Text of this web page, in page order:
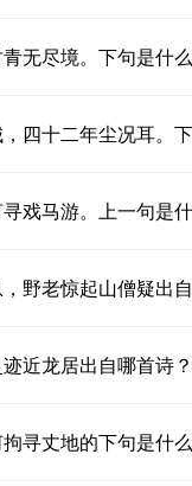
无尽境。下句是什么
四十二年尘况耳。
戏马游。上一句是
野老惊起山僧疑出
近龙居出自哪首诗？
寻丈地的下句是什么